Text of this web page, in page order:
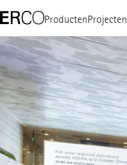
ProductenProjecten